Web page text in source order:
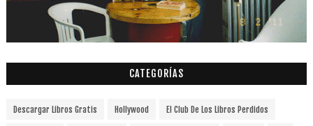
CATEGORÍAS
Descargar Libros Gratis Hollywood El Club De Los Libros Perdidos